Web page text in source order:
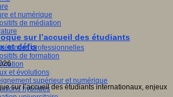
et numérique
de médiation
professionnelles
de formation
et évolutions
supérieur et numérique
hybrides
sur l’accueil des étudiants
et défis